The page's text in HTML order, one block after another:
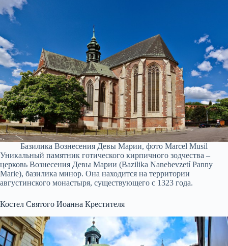
Базилика Вознесения Девы Марии, фото Marcel Musil
Уникальный памятник готического кирпичного зодчества –
церковь Вознесения Девы Марии (Bazilika Nanebevzetí Panny
Marie), базилика минор. Она находится на территории
августинского монастыря, существующего с 1323 года.
Костел Святого Иоанна Крестителя